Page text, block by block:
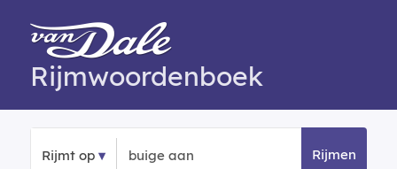
Rijmwoordenboek
Rijmt op Rijmen